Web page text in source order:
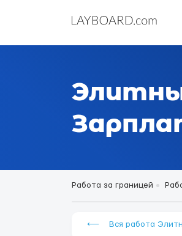
Работа за границей
⟵ Вся работа